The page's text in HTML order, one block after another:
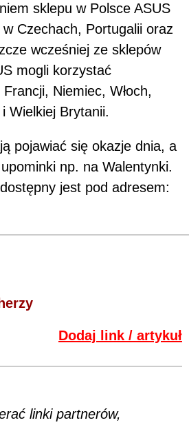
sklepu w Polsce ASUS
w Czechach, Portugalii oraz
wcześniej ze sklepów
mogli korzystać
Niemiec, Włoch,
Wielkiej Brytanii.
pojawiać się okazje dnia, a
np. na Walentynki.
jest pod adresem:
Dodaj link / artykuł
linki partnerów,